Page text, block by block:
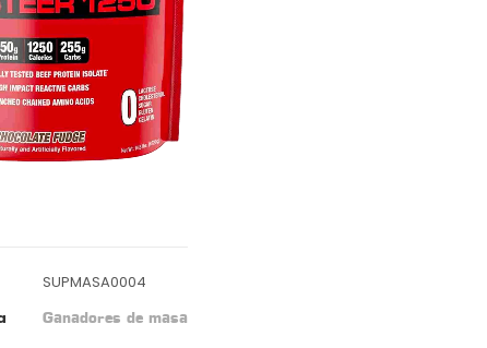
SUPMASA0004
Ganadores de masa